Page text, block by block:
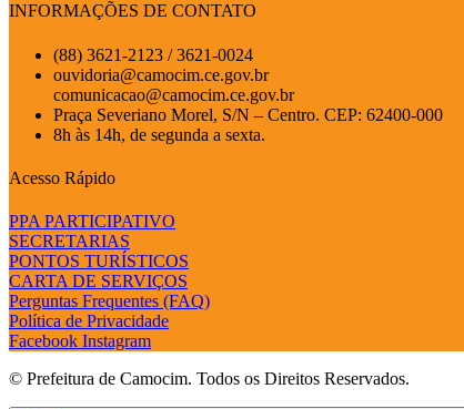
INFORMAÇÕES DE CONTATO
(88) 3621-2123 / 3621-0024
ouvidoria@camocim.ce.gov.br
comunicacao@camocim.ce.gov.br
Praça Severiano Morel, S/N – Centro. CEP: 62400-000
8h às 14h, de segunda a sexta.
Acesso Rápido
PPA PARTICIPATIVO
SECRETARIAS
PONTOS TURÍSTICOS
CARTA DE SERVIÇOS
Perguntas Frequentes (FAQ)
Política de Privacidade
Facebook Instagram
© Prefeitura de Camocim. Todos os Direitos Reservados.